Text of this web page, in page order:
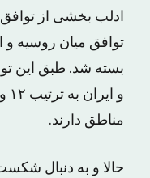
ادلب بخشی از
بسته شد. طبق این
مناطق دارند.
حالا و به دنبال